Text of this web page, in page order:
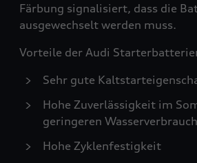
Färbung signalisiert, dass die
ausgewechselt werden muss.
Vorteile der Audi
Sehr gute
Hohe Zuverlässigkeit im
geringeren Wasserverbrauch
Hohe Zyklenfestigkeit